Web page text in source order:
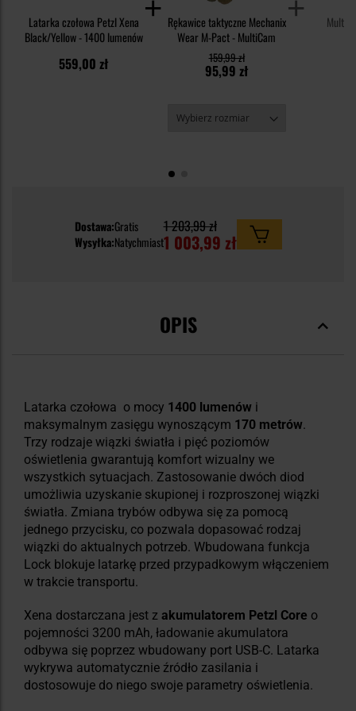
Latarka czołowa Petzl Xena
Black/Yellow - 1400 lumenów
559,00 zł
Rękawice taktyczne Mechanix
Wear M-Pact - MultiCam
95,99 zł
159,99 zł
Dostawa:Gratis
Wysyłka:Natychmiast
1 203,99 zł
1 003,99 zł
OPIS
Latarka czołowa o mocy 1400 lumenów i
maksymalnym zasięgu wynoszącym 170 metrów.
Trzy rodzaje wiązki światła i pięć poziomów
oświetlenia gwarantują komfort wizualny we
wszystkich sytuacjach. Zastosowanie dwóch diod
umożliwia uzyskanie skupionej i rozproszonej wiązki
światła. Zmiana trybów odbywa się za pomocą
jednego przycisku, co pozwala dopasować rodzaj
wiązki do aktualnych potrzeb. Wbudowana funkcja
Lock blokuje latarkę przed przypadkowym włączeniem
w trakcie transportu.
Xena dostarczana jest z akumulatorem Petzl Core o
pojemności 3200 mAh, ładowanie akumulatora
odbywa się poprzez wbudowany port USB-C. Latarka
wykrywa automatycznie źródło zasilania i
dostosowuje do niego swoje parametry oświetlenia.